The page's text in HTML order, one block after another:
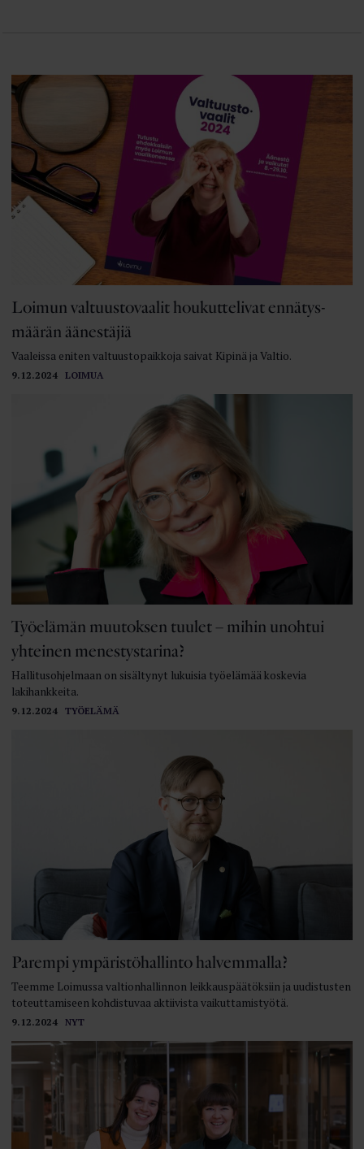
9.12.2024 LOIMUA
Loimun valtuusto­vaalit houkuttelivat ennätys­
määrän äänestäjiä
Vaaleissa eniten valtuustopaikkoja saivat Kipinä ja Valtio.
9.12.2024 TYÖELÄMÄ
Työelämän muutoksen tuulet – mihin unohtui
yhteinen menestystarina?
Hallitusohjelmaan on sisältynyt lukuisia työelämää koskevia
lakihankkeita.
9.12.2024 NYT
Parempi ympäristöhallinto halvemmalla?
Teemme Loimussa valtion­hallinnon leikkauspäätöksiin ja uudistusten
toteuttamiseen kohdistuvaa aktiivista vaikuttamistyötä.